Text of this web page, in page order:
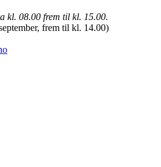
kl. 08.00 frem til kl. 15.00.
frem til kl. 14.00)